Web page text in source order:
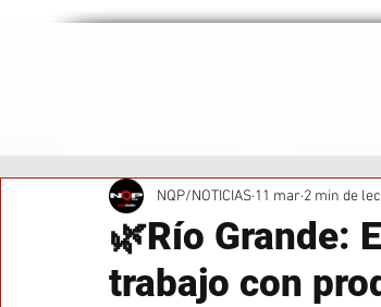
🌿Río Grande:
trabajo con
NQP/NOTICIAS 11 mar 2 min de